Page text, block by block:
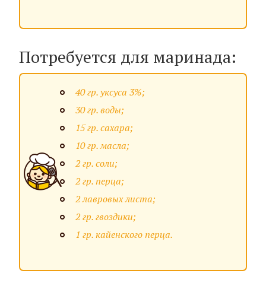
Потребуется для маринада:
40 гр. уксуса 3%;
30 гр. воды;
15 гр. сахара;
10 гр. масла;
2 гр. соли;
2 гр. перца;
2 лавровых листа;
2 гр. гвоздики;
1 гр. кайенского перца.